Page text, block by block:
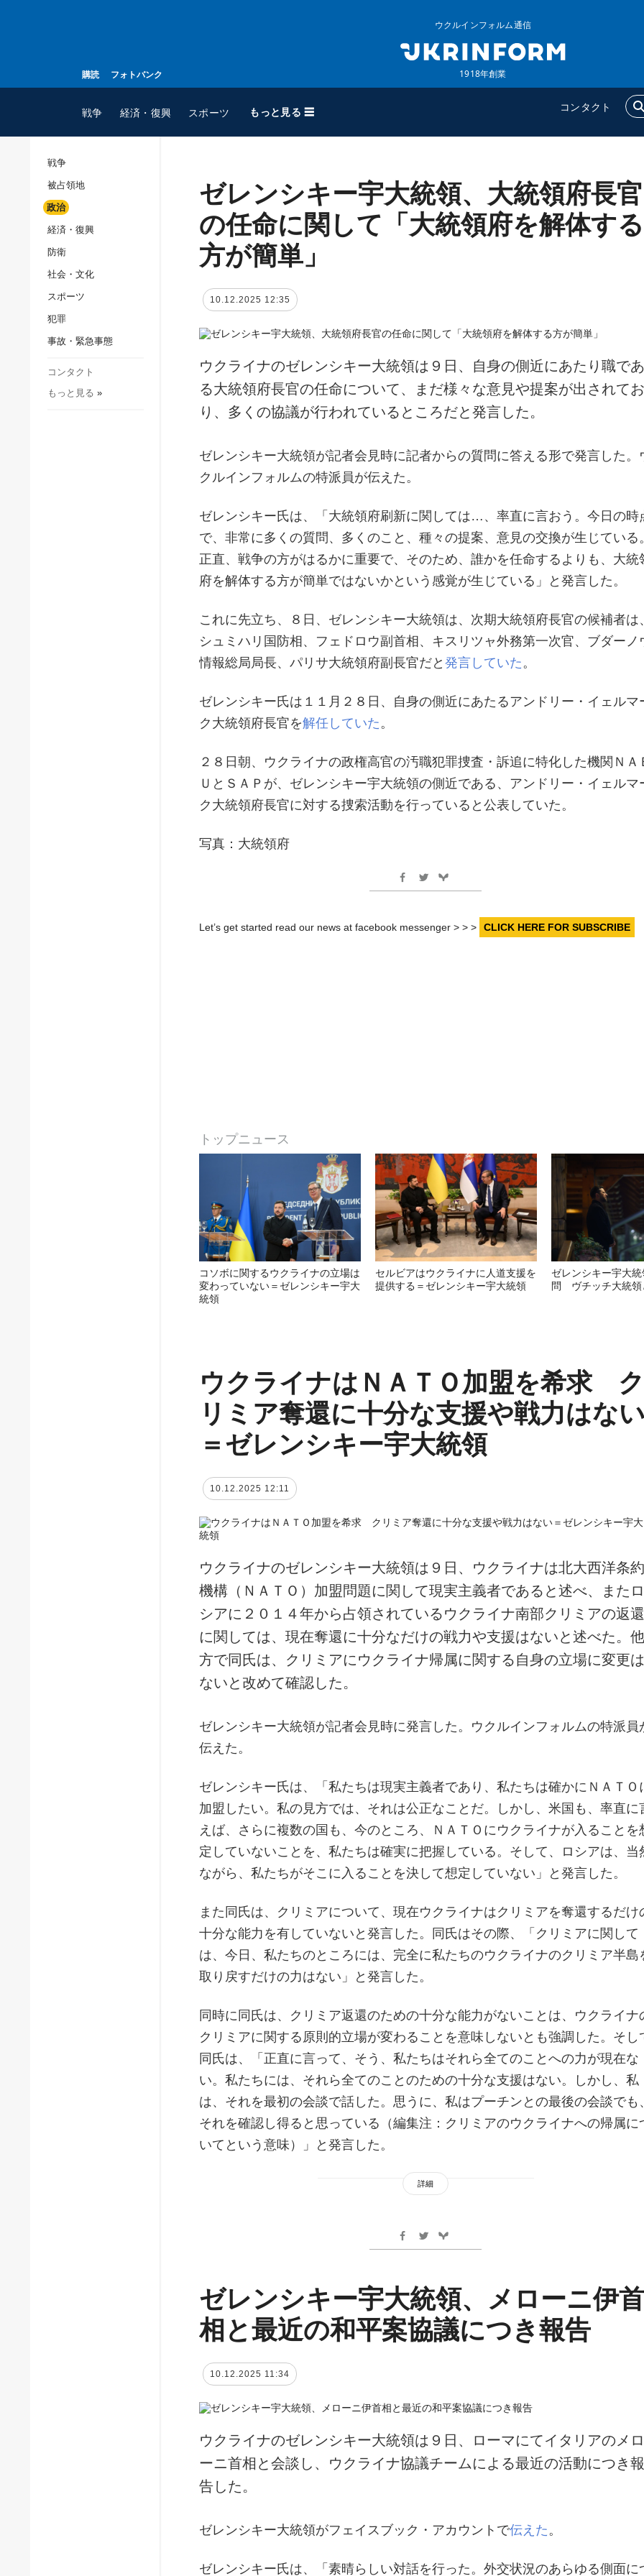
購読 フォトバンク
ウクルインフォルム通信
1918年創業
戦争 経済・復興 スポーツ もっと見る ☰ コンタクト
スポーツ
ウクルインフォルム
ウクルインフォルムについ
て
コンタクト
追加
特集
インタビュー
戦争
被占領地
政治
経済・復興
防衛
社会・文化
スポーツ
犯罪
事故・緊急事態
コンタクト
もっと見る »
ゼレンシキー宇大統領、大統領府長官
の任命に関して「大統領府を解体する
方が簡単」
10.12.2025 12:35
ウクライナのゼレンシキー大統領は９日、自身の側近にあたり職であ
る大統領府長官の任命について、まだ様々な意見や提案が出されてお
り、多くの協議が行われているところだと発言した。
ゼレンシキー大統領が記者会見時に記者からの質問に答える形で発言した。
クルインフォルムの特派員が伝えた。
ゼレンシキー氏は、「大統領府刷新に関しては…、率直に言おう。今日の時
で、非常に多くの質問、多くのこと、種々の提案、意見の交換が生じている。
正直、戦争の方がはるかに重要で、そのため、誰かを任命するよりも、大統
府を解体する方が簡単ではないかという感覚が生じている」と発言した。
これに先立ち、８日、ゼレンシキー大統領は、次期大統領府長官の候補者は、
シュミハリ国防相、フェドロウ副首相、キスリツャ外務第一次官、ブダーノ
情報総局局長、パリサ大統領府副長官だと 発言していた 。
ゼレンシキー氏は１１月２８日、自身の側近にあたるアンドリー・イェルマ
ク大統領府長官を解任していた 。
２８日朝、ウクライナの政権高官の汚職犯罪捜査・訴追に特化した機関ＮＡ
ＵとＳＡＰが、ゼレンシキー宇大統領の側近である、アンドリー・イェルマ
ク大統領府長官に対する捜索活動を行っていると公表していた。
写真：大統領府
Let’s get started read our news at facebook messenger > > > CLICK HERE FOR SUBSCRIBE
トップニュース
コソボに関するウクライナの立場は
変わっていない＝ゼレンシキー宇大
統領
セルビアはウクライナに人道支援を
提供する＝ゼレンシキー宇大統領
ゼレンシキー宇大
問 ヴチッチ大統領
ウクライナはＮＡＴＯ加盟を希求 ク
リミア奪還に十分な支援や戦力はない
＝ゼレンシキー宇大統領
10.12.2025 12:11
ウクライナのゼレンシキー大統領は９日、ウクライナは北大西洋条約
機構（ＮＡＴＯ）加盟問題に関して現実主義者であると述べ、またロ
シアに２０１４年から占領されているウクライナ南部クリミアの返還
に関しては、現在奪還に十分なだけの戦力や支援はないと述べた。他
方で同氏は、クリミアにウクライナ帰属に関する自身の立場に変更は
ないと改めて確認した。
ゼレンシキー大統領が記者会見時に発言した。ウクルインフォルムの特派員
伝えた。
ゼレンシキー氏は、「私たちは現実主義者であり、私たちは確かにＮＡＴＯ
加盟したい。私の見方では、それは公正なことだ。しかし、米国も、率直に
えば、さらに複数の国も、今のところ、ＮＡＴＯにウクライナが入ることを
定していないことを、私たちは確実に把握している。そして、ロシアは、当
ながら、私たちがそこに入ることを決して想定していない」と発言した。
また同氏は、クリミアについて、現在ウクライナはクリミアを奪還するだけ
十分な能力を有していないと発言した。同氏はその際、「クリミアに関して
は、今日、私たちのところには、完全に私たちのウクライナのクリミア半島
取り戻すだけの力はない」と発言した。
同時に同氏は、クリミア返還のための十分な能力がないことは、ウクライナ
クリミアに関する原則的立場が変わることを意味しないとも強調した。そし
同氏は、「正直に言って、そう、私たちはそれら全てのことへの力が現在な
い。私たちには、それら全てのことのための十分な支援はない。しかし、私
は、それを最初の会談で話した。思うに、私はプーチンとの最後の会談でも、
それを確認し得ると思っている（編集注：クリミアのウクライナへの帰属に
いてという意味）」と発言した。
詳細
ゼレンシキー宇大統領、メローニ伊首
相と最近の和平案協議につき報告
10.12.2025 11:34
ウクライナのゼレンシキー大統領は９日、ローマにてイタリアのメロ
ーニ首相と会談し、ウクライナ協議チームによる最近の活動につき報
告した。
ゼレンシキー大統領がフェイスブック・アカウントで伝えた 。
ゼレンシキー氏は、「素晴らしい対話を行った。外交状況のあらゆる側面に